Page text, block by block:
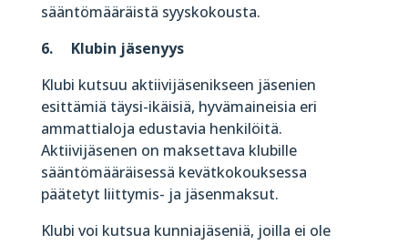
sääntömääräistä syyskokousta.
6. Klubin jäsenyys
Klubi kutsuu aktiivijäsenikseen jäsenien
esittämiä täysi-ikäisiä, hyvämaineisia eri
ammattialoja edustavia henkilöitä.
Aktiivijäsenen on maksettava klubille
sääntömääräisessä kevätkokouksessa
päätetyt liittymis- ja jäsenmaksut.
Klubi voi kutsua kunniajäseniä, joilla ei ole